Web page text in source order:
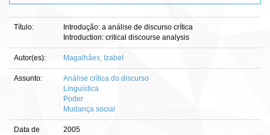
Título:
Introdução: a análise de discurso crítica
Introduction: critical discourse analysis
Autor(es): Magalhães, Izabel
Assunto:
Análise crítica do discurso
Linguística
Poder
Mudança social
Data de
2005